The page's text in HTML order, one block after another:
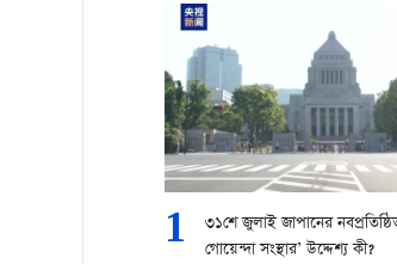
1
৩১শে জুলাই জাপানের
গোয়েন্দা সংস্থার’ উদ্দেশ্য কী?